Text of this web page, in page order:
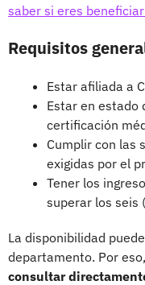
saber si eres
Requisitos
Estar afiliada a
Estar en estado
certificación
Cumplir con las
exigidas por el
Tener los
superar los seis
La disponibilidad
departamento. Por eso,
consultar